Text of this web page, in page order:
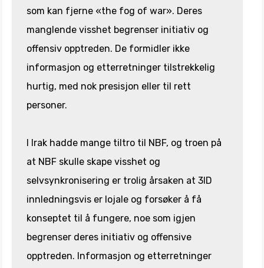
som kan fjerne «the fog of war». Deres
manglende visshet begrenser initiativ og
offensiv opptreden. De formidler ikke
informasjon og etterretninger tilstrekkelig
hurtig, med nok presisjon eller til rett
personer.
I Irak hadde mange tiltro til NBF, og troen på
at NBF skulle skape visshet og
selvsynkronisering er trolig årsaken at 3ID
innledningsvis er lojale og forsøker å få
konseptet til å fungere, noe som igjen
begrenser deres initiativ og offensive
opptreden. Informasjon og etterretninger